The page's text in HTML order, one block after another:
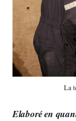
La
Elaboré en